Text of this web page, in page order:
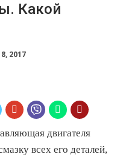
Какой
2017
двигателя
всех его деталей,